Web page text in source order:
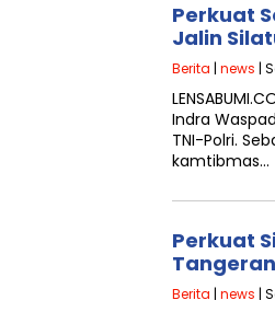
Perkuat
Jalin
Berita | news |
Indra
TNI-Polri.
kamtibmas…
Perkuat
Berita | news |